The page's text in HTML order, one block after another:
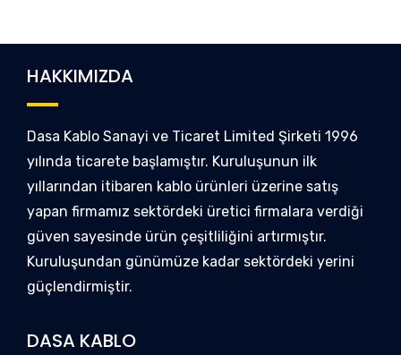
HAKKIMIZDA
Dasa Kablo Sanayi ve Ticaret Limited Şirketi 1996
yılında ticarete başlamıştır. Kuruluşunun ilk
yıllarından itibaren kablo ürünleri üzerine satış
yapan firmamız sektördeki üretici firmalara verdiği
güven sayesinde ürün çeşitliliğini artırmıştır.
Kuruluşundan günümüze kadar sektördeki yerini
güçlendirmiştir.
DASA KABLO